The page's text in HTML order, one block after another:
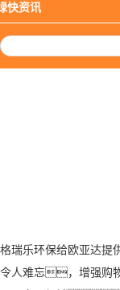
快资讯
格瑞乐环保给欧亚达提
令人难忘，增强购